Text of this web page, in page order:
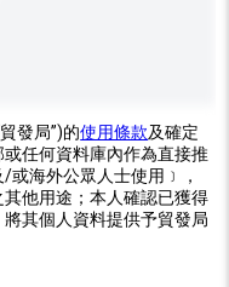
發局”)的使用條款及確定
任何資料庫內作為直接推
海外公眾人士使用﹞，
其他用途；本人確認已獲得
其個人資料提供予貿發局